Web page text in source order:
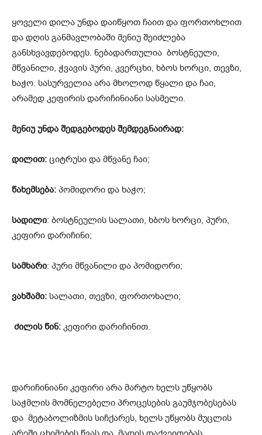
ყოველი დილა უნდა დაიწყოთ ჩაით და ფორთოხლით
და დღის განმავლობაში მენიუ შეიძლება
განსხვავდებოდეს. ნებადართულია ბოსტნეული,
მწვანილი, ჭვავის პური, კვერცხი, ხბოს ხორცი, თევზი,
ხაჭო. სასურველია არა მხოლოდ წყალი და ჩაი,
არამედ კეფირის დარიჩინიანი სასმელი.
მენიუ უნდა შედგებოდეს შემდეგნაირად:
დილით: ციტრუსი და მწვანე ჩაი;
წახემსება: პომიდორი და ხაჭო;
სადილი: ბოსტნეულის სალათი, ხბოს ხორცი, პური,
კეფირი დარიჩინი;
სამხარი: პური მწვანილი და პომიდორი;
ვახშამი: სალათი, თევზი, ფორთოხალი;
ძილის წინ: კეფირი დარიჩინით.
დარიჩინიანი კეფირი არა მარტო ხელს უწყობს
საჭმლის მომნელებელი პროცესების გაუმჯობესებას
და მეტაბოლიზმის სიჩქარეს, ხელს უწყობს მუცლის